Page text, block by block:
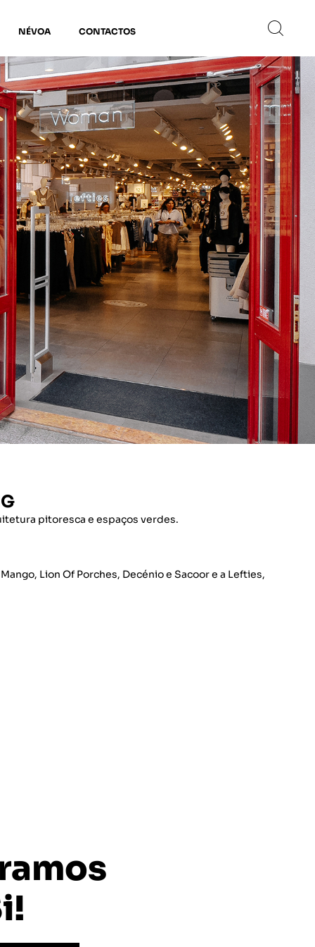
NÉVOA CONTACTOS
pitoresca e espaços verdes.
Lion Of Porches, Decénio e Sacoor e a Lefties,